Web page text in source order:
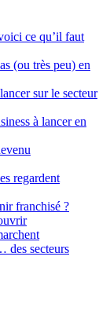
ce qu’il faut
(ou très peu) en
sur le secteur
à lancer en
regardent
franchisé ?
des secteurs